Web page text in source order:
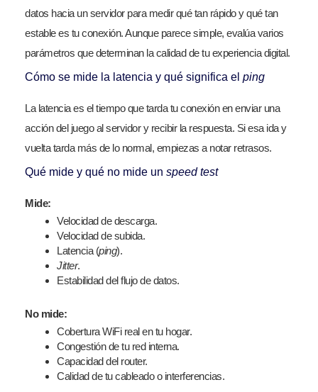
datos hacia un servidor para medir qué tan rápido y qué tan
estable es tu conexión. Aunque parece simple, evalúa varios
parámetros que determinan la calidad de tu experiencia digital.
Cómo se mide la latencia y qué significa el ping
La latencia es el tiempo que tarda tu conexión en enviar una
acción del juego al servidor y recibir la respuesta. Si esa ida y
vuelta tarda más de lo normal, empiezas a notar retrasos.
Qué mide y qué no mide un speed test
Mide:
Velocidad de descarga.
Velocidad de subida.
Latencia (ping).
Jitter.
Estabilidad del flujo de datos.
No mide:
Cobertura WiFi real en tu hogar.
Congestión de tu red interna.
Capacidad del router.
Calidad de tu cableado o interferencias.